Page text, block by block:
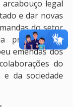
legal
e dar novas
do setor
proposta na
emendas dos
do
da sociedade